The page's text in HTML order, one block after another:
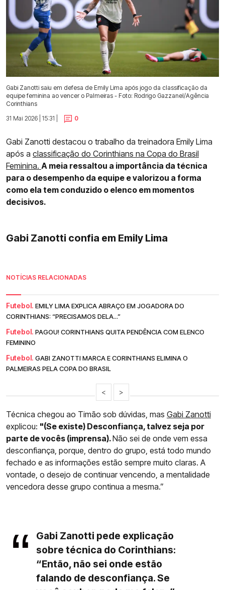
Gabi Zanotti saiu em defesa de Emily Lima após jogo da classificação da
equipe feminina ao vencer o Palmeiras - Foto: Rodrigo Gazzanel/Agência
Corinthians
31 Mai 2026 | 15:31 |
0
Gabi Zanotti destacou o trabalho da treinadora Emily Lima
após a classificação do Corinthians na Copa do Brasil
Feminina. A meia ressaltou a importância da técnica
para o desempenho da equipe e valorizou a forma
como ela tem conduzido o elenco em momentos
decisivos.
Gabi Zanotti confia em Emily Lima
NOTÍCIAS RELACIONADAS
Futebol. EMILY LIMA EXPLICA ABRAÇO EM JOGADORA DO
CORINTHIANS: “PRECISAMOS DELA...”
Futebol. PAGOU! CORINTHIANS QUITA PENDÊNCIA COM ELENCO
FEMININO
Futebol. GABI ZANOTTI MARCA E CORINTHIANS ELIMINA O
PALMEIRAS PELA COPA DO BRASIL
< >
Técnica chegou ao Timão sob dúvidas, mas Gabi Zanotti
explicou: "(Se existe) Desconfiança, talvez seja por
parte de vocês (imprensa).Não sei de onde vem essa
desconfiança, porque, dentro do grupo, está todo mundo
fechado e as informações estão sempre muito claras. A
vontade, o desejo de continuar vencendo, a mentalidade
vencedora desse grupo continua a mesma.”
Gabi Zanotti pede explicação
sobre técnica do Corinthians:
“Então, não sei onde estão
falando de desconfiança. Se